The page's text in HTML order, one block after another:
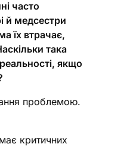
часто
й медсестри
їх втрачає,
така
якщо
проблемою.
критичних